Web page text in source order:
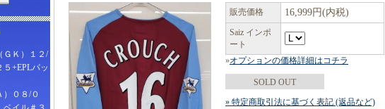
ＧＫ）１２/
５+EPLパッ
）０８/０
販売価格 16,999円(内税)
Saiz インポ
ート
»オプションの価格詳細はコチラ
SOLD OUT
» 特定商取引法に基づく表記 (返品など)